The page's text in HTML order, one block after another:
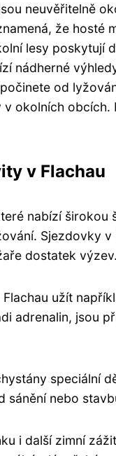
neuvěřitelně
že hosté
lesy poskytují
nádherné
od
okolních obcích.
v Flachau
nabízí
Sjezdovky
dostatek výzev.
užít
adrenalin, jsou
speciální
sánění nebo
i další zimní